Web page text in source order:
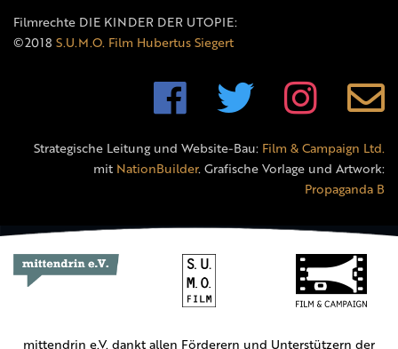
Filmrechte DIE KINDER DER UTOPIE:
©2018 S.U.M.O. Film Hubertus Siegert
Strategische Leitung und Website-Bau: Film & Campaign Ltd.
mit NationBuilder. Grafische Vorlage und Artwork:
Propaganda B
mittendrin e.V. dankt allen Förderern und Unterstützern der